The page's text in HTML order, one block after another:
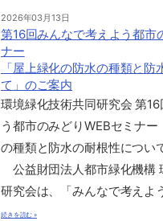
2026年03月13日
第16回みんなで考えよう都市
ナー
「屋上緑化の防水の種類と防
て」のご案内
環境緑化技術共同研究会 第
う都市のみどりWEBセミナ
の種類と防水の耐根性につい
公益財団法人都市緑化機構
研究会は、「みんなで考えよ
続きを読む »